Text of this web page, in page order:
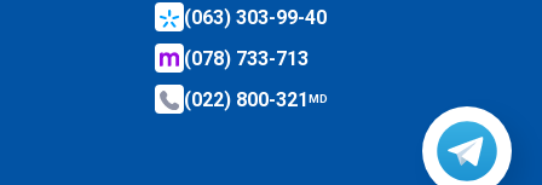
(063) 303-99-40
(078) 733-713
(022) 800-321MD